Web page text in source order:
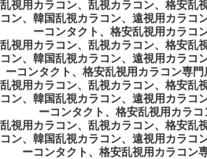
乱視用カラコン、乱視カラコン、格安乱
コン、韓国乱視カラコン、遠視用カラコ
ーコンタクト、格安乱視用カラコ
乱視用カラコン、乱視カラコン、格安乱
コン、韓国乱視カラコン、遠視用カラコ
ーコンタクト、格安乱視用カラコン専門
乱視用カラコン、乱視カラコン、格安乱
コン、韓国乱視カラコン、遠視用カラコ
ーコンタクト、格安乱視用カラ
乱視用カラコン、乱視カラコン、格安乱
コン、韓国乱視カラコン、遠視用カラコ
ーコンタクト、格安乱視用カラコン